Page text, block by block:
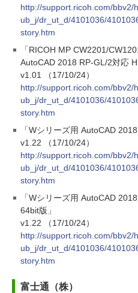
http://support.ricoh.com/bbv2/
ub_j/dr_ut_d/4101036/
story.htm
「RICOH MP CW2201/
AutoCAD 2018 RP-GL/2対応
v1.01 （17/10/24）
http://support.ricoh.com/bbv2/
ub_j/dr_ut_d/4101036/
story.htm
「Wシリーズ用 AutoCAD
v1.22 （17/10/24）
http://support.ricoh.com/bbv2/
ub_j/dr_ut_d/4101036/
story.htm
「Wシリーズ用 AutoCAD
64bit版」
v1.22 （17/10/24）
http://support.ricoh.com/bbv2/
ub_j/dr_ut_d/4101036/
story.htm
富士通（株）